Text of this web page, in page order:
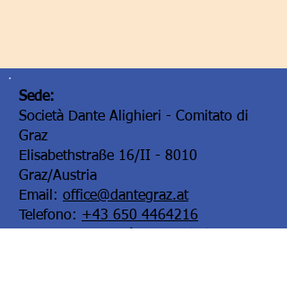
Sede:
Società Dante Alighieri - Comitato di
Graz
Elisabethstraße 16/II - 8010
Graz/Austria
Email: office@dantegraz.at
Telefono: +43 650 4464216